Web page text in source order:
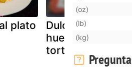
plato
Dulce de
huevos de
tortuga
(oz)
(lb)
(kg)